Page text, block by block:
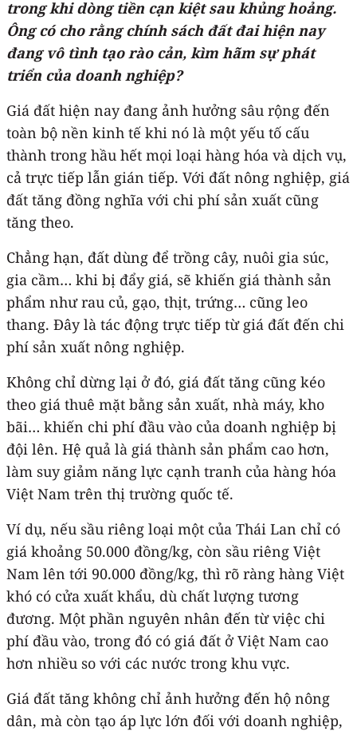
trong khi dòng tiền cạn kiệt sau khủng hoảng.
Ông có cho rằng chính sách đất đai hiện nay
đang vô tình tạo rào cản, kìm hãm sự phát
triển của doanh nghiệp?
Giá đất hiện nay đang ảnh hưởng sâu rộng đến
toàn bộ nền kinh tế khi nó là một yếu tố cấu
thành trong hầu hết mọi loại hàng hóa và dịch vụ,
cả trực tiếp lẫn gián tiếp. Với đất nông nghiệp, giá
đất tăng đồng nghĩa với chi phí sản xuất cũng
tăng theo.
Chẳng hạn, đất dùng để trồng cây, nuôi gia súc,
gia cầm… khi bị đẩy giá, sẽ khiến giá thành sản
phẩm như rau củ, gạo, thịt, trứng… cũng leo
thang. Đây là tác động trực tiếp từ giá đất đến chi
phí sản xuất nông nghiệp.
Không chỉ dừng lại ở đó, giá đất tăng cũng kéo
theo giá thuê mặt bằng sản xuất, nhà máy, kho
bãi… khiến chi phí đầu vào của doanh nghiệp bị
đội lên. Hệ quả là giá thành sản phẩm cao hơn,
làm suy giảm năng lực cạnh tranh của hàng hóa
Việt Nam trên thị trường quốc tế.
Ví dụ, nếu sầu riêng loại một của Thái Lan chỉ có
giá khoảng 50.000 đồng/kg, còn sầu riêng Việt
Nam lên tới 90.000 đồng/kg, thì rõ ràng hàng Việt
khó có cửa xuất khẩu, dù chất lượng tương
đương. Một phần nguyên nhân đến từ việc chi
phí đầu vào, trong đó có giá đất ở Việt Nam cao
hơn nhiều so với các nước trong khu vực.
Giá đất tăng không chỉ ảnh hưởng đến hộ nông
dân, mà còn tạo áp lực lớn đối với doanh nghiệp,